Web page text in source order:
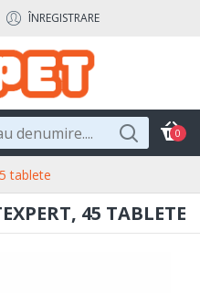
ÎNREGISTRARE
0
tablete
45 TABLETE